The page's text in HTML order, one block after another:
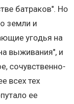
батраков". Но
земли и
угодья на
выживания", и
сочувственно-
всех тех
ее